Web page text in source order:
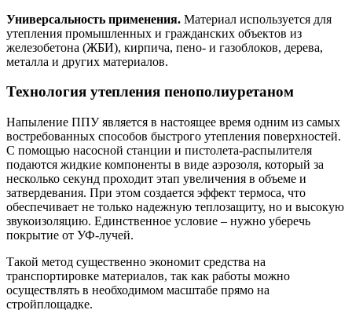
Универсальность применения. Материал используется для
утепления промышленных и гражданских объектов из
железобетона (ЖБИ), кирпича, пено- и газоблоков, дерева,
металла и других материалов.
Технология утепления пенополиуретаном
Напыление ППУ является в настоящее время одним из самых
востребованных способов быстрого утепления поверхностей.
С помощью насосной станции и пистолета-распылителя
подаются жидкие компоненты в виде аэрозоля, который за
несколько секунд проходит этап увеличения в объеме и
затвердевания. При этом создается эффект термоса, что
обеспечивает не только надежную теплозащиту, но и высокую
звукоизоляцию. Единственное условие – нужно уберечь
покрытие от УФ-лучей.
Такой метод существенно экономит средства на
транспортировке материалов, так как работы можно
осуществлять в необходимом масштабе прямо на
стройплощадке.